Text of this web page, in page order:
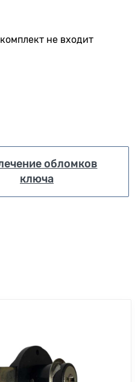
не входит
обломков
ключа